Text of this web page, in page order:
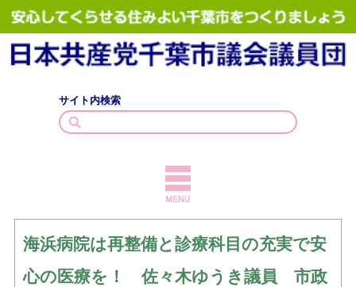
サイト内検索
海浜病院は再整備と診療科目の充実で安
心の医療を！ 佐々木ゆうき議員 市政